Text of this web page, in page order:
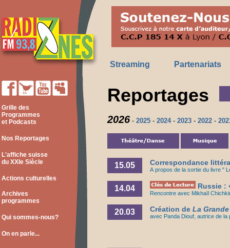
Streaming Partenariats
Grille des
Programmes
et Podcasts
Nos Reportages
L'affiche suisse
du XXIe Siècle
Actions culturelles
Archives
programmes
Qui sommes-nous?
On en parle...
Reportages
2026 - 2025 - 2024- 2023 - 2022 -
15.05 Correspondance
A propos de la sortie du livre "
14.04 Russie :
Rencontre avec Mikhaïl
20.03 Création de La
avec Panda Diouf, autrice de